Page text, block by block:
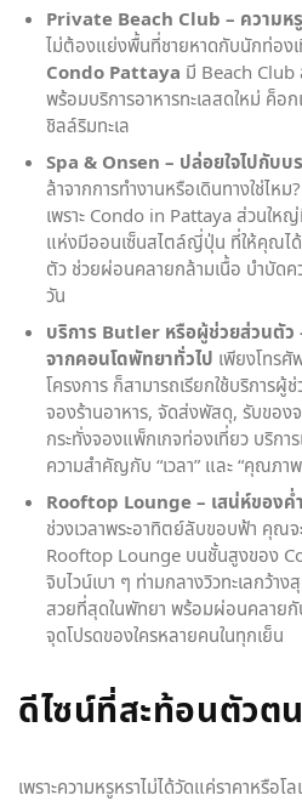
Private Beach Club – ความ
ไม่ต้องแย่งพื้นที่ชายหาดกับนักท่องเ
Condo Pattaya มี Beach Club
พร้อมบริการอาหารทะเลสดใหม่ ค็
ชิลล์ริมทะเล
Spa & Onsen – ปล่อยใจไปกับ
ล้าจากการทำงานหรือเดินทางใช่ไห
เพราะ Condo in Pattaya ส่วนให
แห่งมีออนเซ็นสไตล์ญี่ปุ่น ที่ให้คุณไ
ตัว ช่วยผ่อนคลายกล้ามเนื้อ บำบัดค
วัน
บริการ Butler หรือผู้ช่วยส่วนตัว
จากคอนโดพัทยาทั่วไป เพียงโทร
โครงการ ก็สามารถเรียกใช้บริการผู้
จองร้านอาหาร, จัดส่งพัสดุ, รับขอ
กระทั่งจองแพ็กเกจท่องเที่ยว บริกา
ความสำคัญกับ “เวลา” และ “คุณภา
Rooftop Lounge – เสน่ห์ของค่
ช่วงเวลาพระอาทิตย์ลับขอบฟ้า คุณ
Rooftop Lounge บนชั้นสูงของ
จิบไวน์เบา ๆ ท่ามกลางวิวทะเลกว้
สวยที่สุดในพัทยา พร้อมผ่อนคลาย
จุดโปรดของใครหลายคนในทุกเย็น
ดีไซน์ที่สะท้อนตัวต
เพราะความหรูหราไม่ได้วัดแค่ราคาหรือ